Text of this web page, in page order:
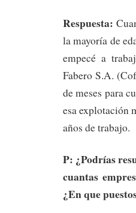
Respuesta:
la mayoría de
empecé a
Fabero S.A.
de meses para
esa explotación
años de trabajo.
P: ¿Podrías
cuantas
¿En que